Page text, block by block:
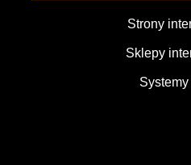
Strony
Sklepy
Systemy